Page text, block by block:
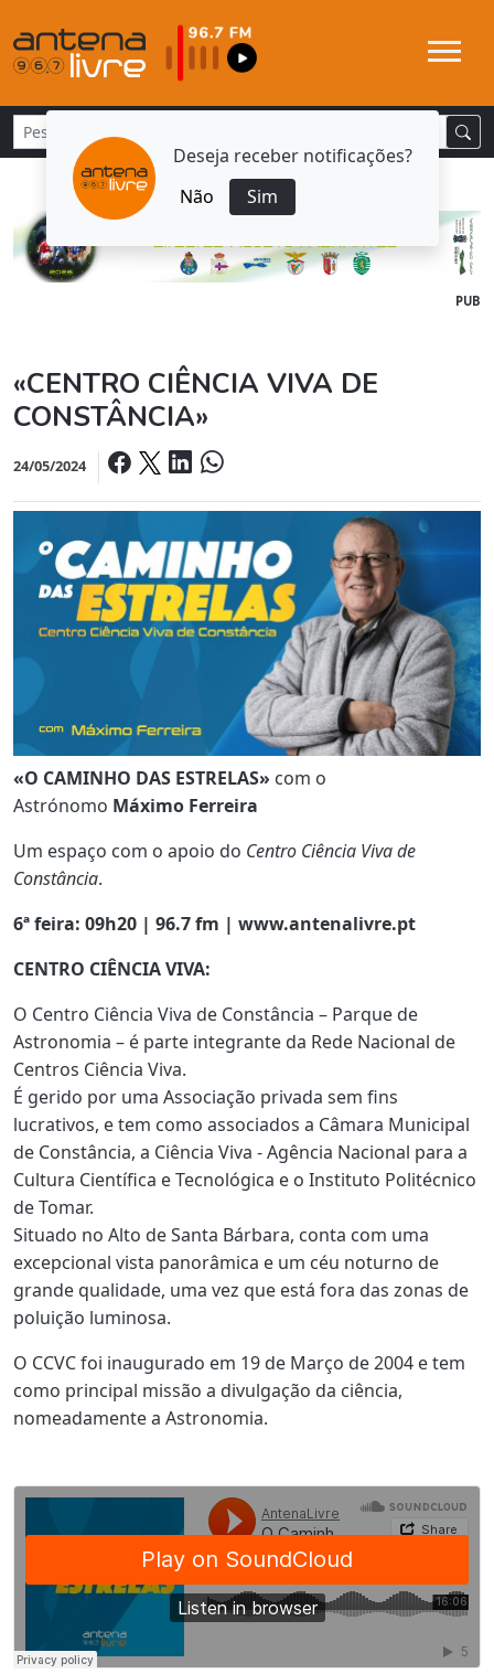
Deseja receber notificações?
Não
Sim
PUB
«CENTRO CIÊNCIA VIVA DE
CONSTÂNCIA»
24/05/2024
«O CAMINHO DAS ESTRELAS» com o
Astrónomo Máximo Ferreira
Um espaço com o apoio do Centro Ciência Viva de
Constância.
6ª feira: 09h20 | 96.7 fm | www.antenalivre.pt
CENTRO CIÊNCIA VIVA:
O Centro Ciência Viva de Constância – Parque de
Astronomia – é parte integrante da Rede Nacional de
Centros Ciência Viva.
É gerido por uma Associação privada sem fins
lucrativos, e tem como associados a Câmara Municipal
de Constância, a Ciência Viva - Agência Nacional para a
Cultura Científica e Tecnológica e o Instituto Politécnico
de Tomar.
Situado no Alto de Santa Bárbara, conta com uma
excepcional vista panorâmica e um céu noturno de
grande qualidade, uma vez que está fora das zonas de
poluição luminosa.
O CCVC foi inaugurado em 19 de Março de 2004 e tem
como principal missão a divulgação da ciência,
nomeadamente a Astronomia.